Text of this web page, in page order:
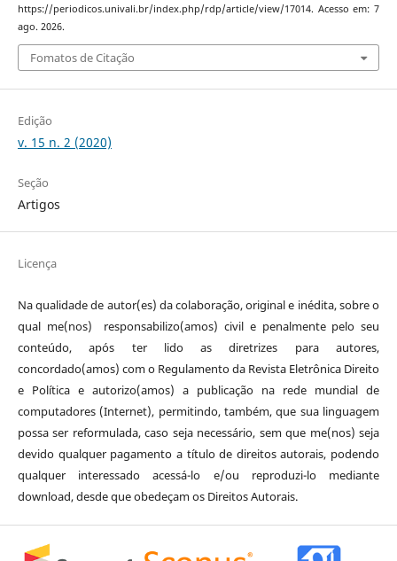
https://periodicos.univali.br/index.php/rdp/article/view/17014. Acesso em: 7
ago. 2026.
Fomatos de Citação
Edição
v. 15 n. 2 (2020)
Seção
Artigos
Licença
Na qualidade de autor(es) da colaboração, original e inédita, sobre o
qual me(nos) responsabilizo(amos) civil e penalmente pelo seu
conteúdo, após ter lido as diretrizes para autores,
concordado(amos) com o Regulamento da Revista Eletrônica Direito
e Política e autorizo(amos) a publicação na rede mundial de
computadores (Internet), permitindo, também, que sua linguagem
possa ser reformulada, caso seja necessário, sem que me(nos) seja
devido qualquer pagamento a título de direitos autorais, podendo
qualquer interessado acessá-lo e/ou reproduzi-lo mediante
download, desde que obedeçam os Direitos Autorais.